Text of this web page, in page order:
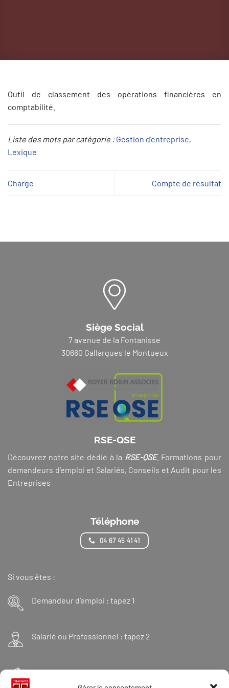
Outil de classement des opérations financières en
comptabilité.
Liste des mots par catégorie : Gestion d’entreprise
Lexique
Charge Compte de résultat
Siège Social
7 avenue de la Fontanisse
30660 Gallargues le Montueux
RSE-QSE
Découvrez notre site dédié à la RSE-QSE. Formations pour
demandeurs d’emploi et Salariés, Conseils et Audit pour les
Entreprises
Téléphone
04 67 45 41 41
Si vous êtes :
Demandeur d’emploi : tapez 1
Salarié ou Professionnel : tapez 2
Financeur : tapez 3